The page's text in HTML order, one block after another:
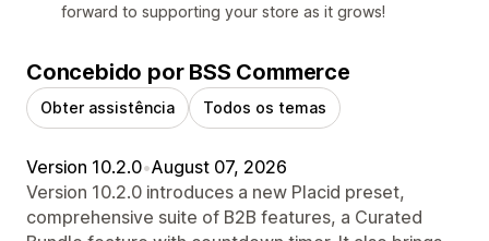
forward to supporting your store as it grows!
Concebido por BSS Commerce
Obter assistência Todos os temas
Version 10.2.0•August 07, 2026
Version 10.2.0 introduces a new Placid preset,
comprehensive suite of B2B features, a Curated